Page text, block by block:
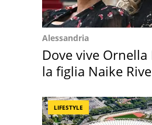
Alessandria
Dove vive
la figlia Naike
LIFESTYLE